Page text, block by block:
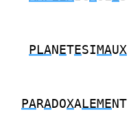
PLAN ETESI MAUX
PARADOXALEME NT